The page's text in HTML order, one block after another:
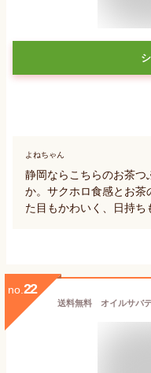
よねちゃん
静岡ならこちらのお茶つ
か。サクホロ食感とお茶
た目もかわいく、日持ち
no. 22